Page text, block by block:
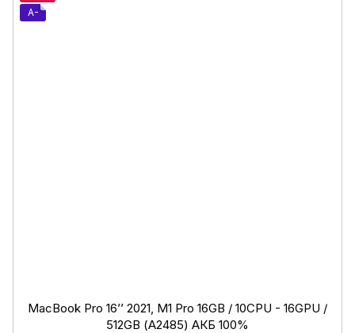
A-
MacBook Pro 16’’ 2021, M1 Pro 16GB / 10CPU - 16GPU /
512GB (А2485) АКБ 100%